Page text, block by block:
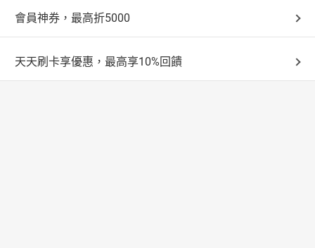
會員神券，最高折5000
天天刷卡享優惠，最高享10%回饋